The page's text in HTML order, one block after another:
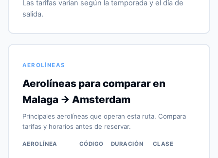
Las tarifas varían según la temporada y el día de
salida.
AEROLÍNEAS
Aerolíneas para comparar en
Malaga → Amsterdam
Principales aerolíneas que operan esta ruta. Compara
tarifas y horarios antes de reservar.
AEROLÍNEA CÓDIGO DURACIÓN CLASE